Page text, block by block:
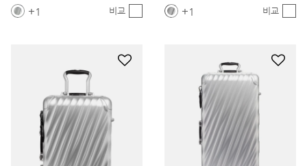
1 비교 1 비교